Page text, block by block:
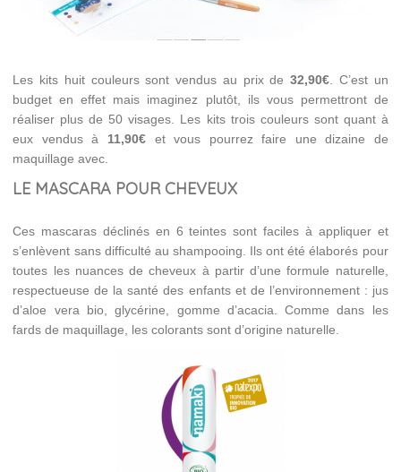
Les kits huit couleurs sont vendus au prix de32,90€ . C’est un
budget en effet mais imaginez plutôt, ils vous permettront de
réaliser plus de 50 visages. Les kits trois couleurs sont quant à
eux vendus à 11,90€ et vous pourrez faire une dizaine de
maquillage avec.
LE MASCARA POUR CHEVEUX
Ces mascaras déclinés en 6 teintes sont faciles à appliquer et
s’enlèvent sans difficulté au shampooing. Ils ont été élaborés pour
toutes les nuances de cheveux à partir d’une formule naturelle,
respectueuse de la santé des enfants et de l’environnement : jus
d’aloe vera bio, glycérine, gomme d’acacia. Comme dans les
fards de maquillage, les colorants sont d’origine naturelle.